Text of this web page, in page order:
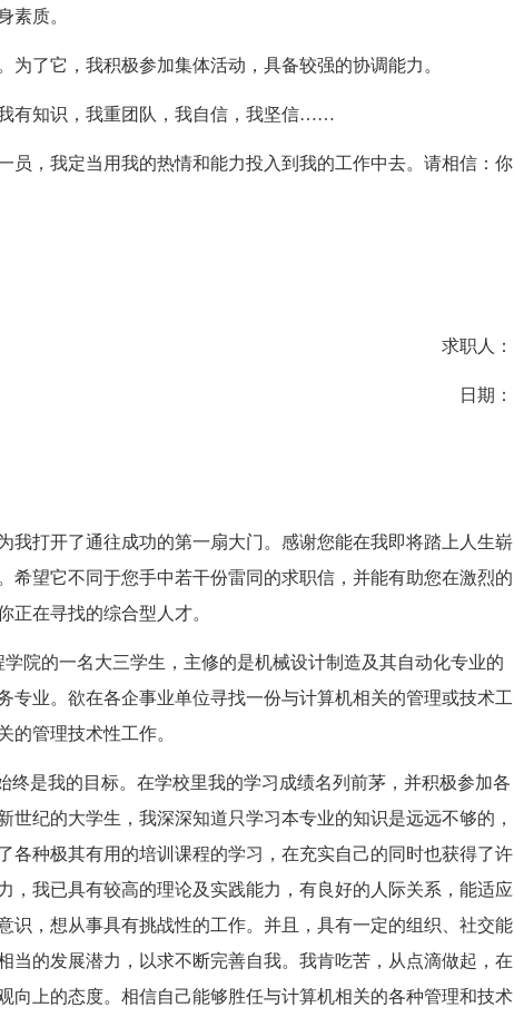
素质。
为了它，我积极参加集体活动，具备较强的协调能力。
有知识，我重团队，我自信，我坚信……
员，我定当用我的热情和能力投入到我的工作中去。请相信：你
求职人：
日期：
我打开了通往成功的第一扇大门。感谢您能在我即将踏上人生崭
希望它不同于您手中若干份雷同的求职信，并能有助您在激烈的
正在寻找的综合型人才。
院的一名大三学生，主修的是机械设计制造及其自动化专业的
专业。欲在各企事业单位寻找一份与计算机相关的管理或技术工
的管理技术性工作。
终是我的目标。在学校里我的学习成绩名列前茅，并积极参加各
世纪的大学生，我深深知道只学习本专业的知识是远远不够的，
各种极其有用的培训课程的学习，在充实自己的同时也获得了许
，我已具有较高的理论及实践能力，有良好的人际关系，能适应
识，想从事具有挑战性的工作。并且，具有一定的组织、社交能
当的发展潜力，以求不断完善自我。我肯吃苦，从点滴做起，在
向上的态度。相信自己能够胜任与计算机相关的各种管理和技术